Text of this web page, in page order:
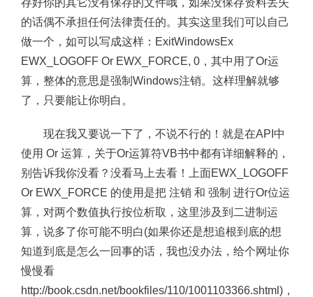
存好你的其它没有保存的文件哦，如果没保存资料丢失
的话偶不承担任何法律责任的。其实这里我们可以自己
做一个，如可以写成这样：ExitWindowsEx
EWX_LOGOFF Or EWX_FORCE, 0，其中用了Or运
算，整体的意思是强制Windows注销。这样理解就够
了，只要能让你明白。
现在我又要说一下了，不说不行的！就是在API中
使用 Or 运算，关于Or运算符VB书中都有详细解释的，
别告诉我你没看？没看马上去看！上面EWX_LOGOFF
Or EWX_FORCE 的使用是把 注销 和 强制 进行Or位运
算，对两个数值执行按位析取，这里涉及到二进制运
算，说多了你可能不明白(如果你还是想追根到底的想
知道到底是怎么一回事的话，我也没办法，给个网址你
慢慢看
http://book.csdn.net/bookfiles/110/1001103366.shtml)，